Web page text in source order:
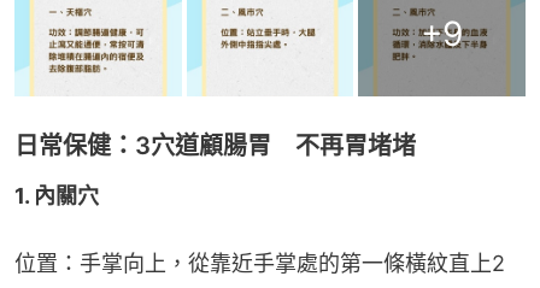
+9
日常保健：3穴道顧腸胃 不再胃堵堵
1. 內關穴
位置：手掌向上，從靠近手掌處的第一條橫紋直上2